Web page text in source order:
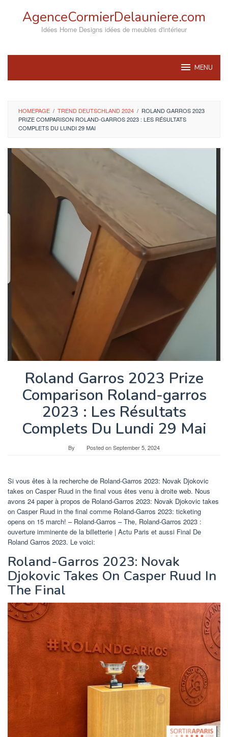
AgenceCormierDelauniere.com
Idées Home Designs idées de meubles d'intérieur
MENU
HOMEPAGE / TREND DEUTSCHLAND 2024 / ROLAND GARROS 2023
PRIZE COMPARISON ROLAND-GARROS 2023 : LES RÉSULTATS
COMPLETS DU LUNDI 29 MAI
Roland Garros 2023 Prize
Comparison Roland-garros
2023 : Les Résultats
Complets Du Lundi 29 Mai
By Posted onSeptember 5, 2024
Si vous êtes à la recherche de Roland-Garros 2023: Novak Djokovic
takes on Casper Ruud in the final vous êtes venu à droite web. Nous
avons 24 paper à propos de Roland-Garros 2023: Novak Djokovic takes
on Casper Ruud in the final comme Roland-Garros 2023: ticketing
opens on 15 march! – Roland-Garros – The, Roland-Garros 2023 :
ouverture imminente de la billetterie | Actu Paris et aussi Final De
Roland Garros 2023. Le voici:
Roland-Garros 2023: Novak
Djokovic Takes On Casper Ruud In
The Final